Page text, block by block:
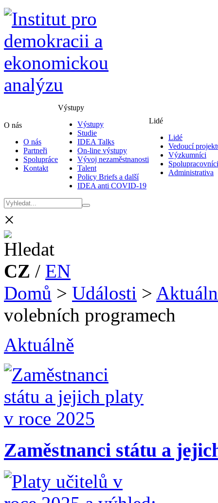
O nás
O nás
Partneři
Spolupráce
Kontakt
Výstupy
Výstupy
Studie
IDEA Talks
On-line výstupy
Vývoj nezaměstnanosti
Talent
Policy Briefs a další
IDEA anti COVID-19
Lidé
Lidé
Vedoucí
Výzkumníci
Spolupracovníci
Administrativa
×
CZ / EN
Domů > Události >
volebních programech
Aktuálně
Zaměstnanci státu a